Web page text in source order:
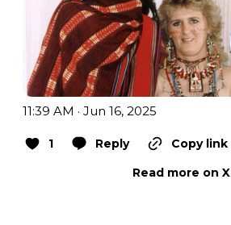
11:39 AM · Jun 16, 2025
1 Reply
Copy link
Read more on X